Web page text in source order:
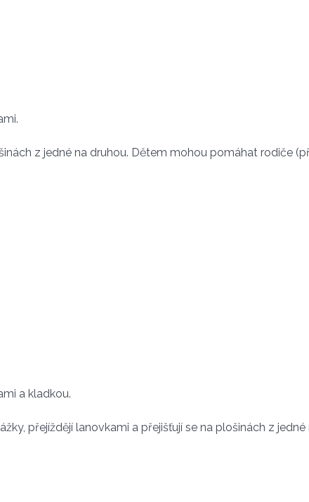
z jedné na druhou. Dětem mohou pomáhat rodiče
a kladkou.
přejíždějí lanovkami a přejišťují se na plošinách z jedné